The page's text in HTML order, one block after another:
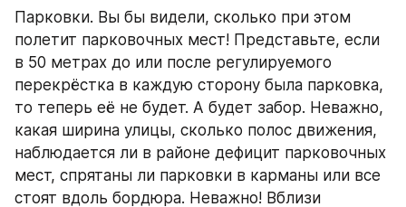
Парковки. Вы бы видели, сколько при этом
полетит парковочных мест! Представьте, если
в 50 метрах до или после регулируемого
перекрёстка в каждую сторону была парковка,
то теперь её не будет. А будет забор. Неважно,
какая ширина улицы, сколько полос движения,
наблюдается ли в районе дефицит парковочных
мест, спрятаны ли парковки в карманы или все
стоят вдоль бордюра. Неважно! Вблизи